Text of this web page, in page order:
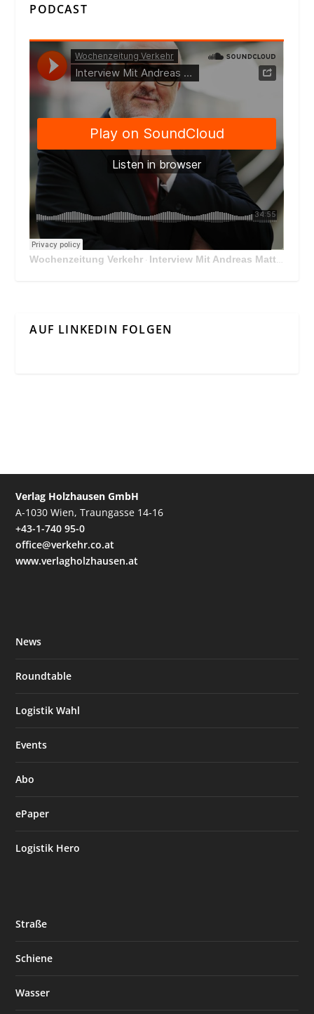
PODCAST
Wochenzeitung Verkehr · Interview Mit Andreas Matthä, CEO der ÖBB Holding
AUF LINKEDIN FOLGEN
Verlag Holzhausen GmbH
A-1030 Wien, Traungasse 14-16
+43-1-740 95-0
office@verkehr.co.at
www.verlagholzhausen.at
News
Roundtable
Logistik Wahl
Events
Abo
ePaper
Logistik Hero
Straße
Schiene
Wasser